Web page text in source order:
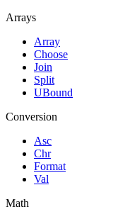
Arrays
Array
Choose
Join
Split
UBound
Conversion
Asc
Chr
Format
Val
Math